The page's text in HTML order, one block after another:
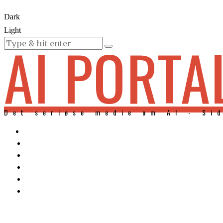
Dark
Light
KURSER
AI
Det seriøse medie om AI -